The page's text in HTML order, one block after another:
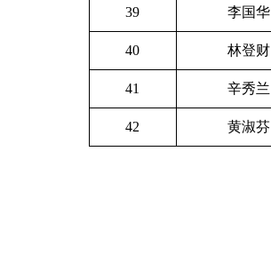
39 李国华
40 林登财
41 辛秀兰
42 黄淑芬